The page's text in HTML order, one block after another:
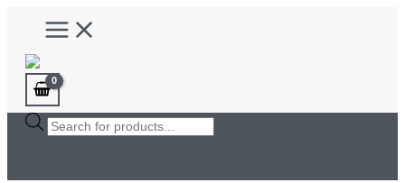
innehåll
Main
Menu
Products
search